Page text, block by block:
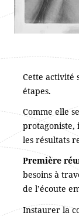
Cette activité
étapes.
Comme elle
protagoniste,
les résultats
Première
besoins à
de l’écoute
Instaurer la